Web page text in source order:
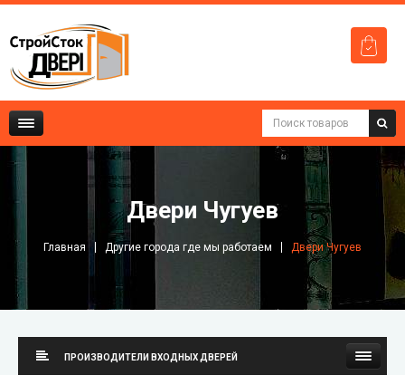
Двери Чугуев
Главная Другие города где мы работаем Двери Чугуев
ПРОИЗВОДИТЕЛИ ВХОДНЫХ ДВЕРЕЙ